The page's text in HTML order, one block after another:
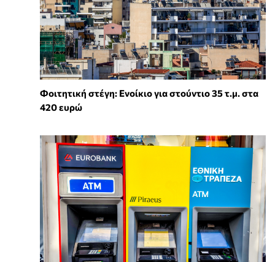
Φοιτητική στέγη: Ενοίκιο για στούντιο 35 τ.μ. στα
420 ευρώ